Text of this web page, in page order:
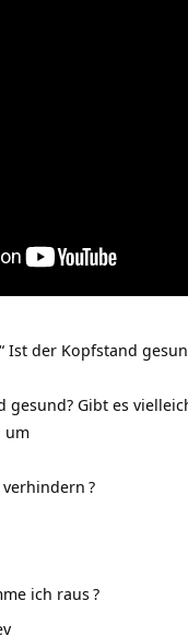
Ist der Kopfstand
gesund? Gibt es
um
?
ich raus?